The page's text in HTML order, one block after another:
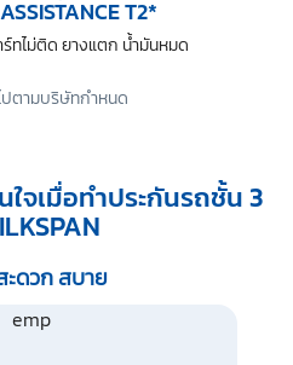
T2*
ทไม่ติด ยางแตก น้ำมันหมด
ปตามบริษัทกำหนด
จเมื่อทำประกันรถชั้น 3
ะดวก สบาย